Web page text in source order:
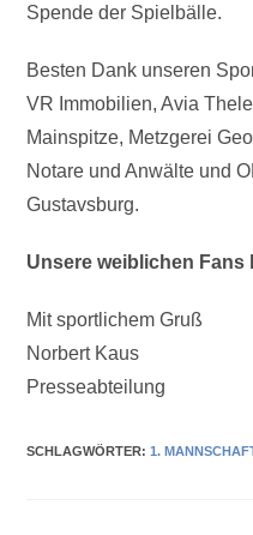
Spende der Spielbälle.
Besten Dank unseren
VR Immobilien, Avia
Mainspitze, Metzgerei
Notare und Anwälte und
Gustavsburg.
Unsere weiblichen Fans
Mit sportlichem Gruß
Norbert Kaus
Presseabteilung
SCHLAGWÖRTER:1.